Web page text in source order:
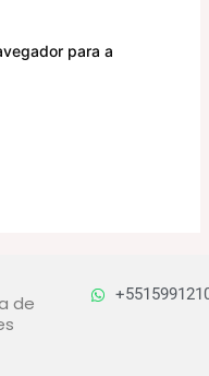
para a
de